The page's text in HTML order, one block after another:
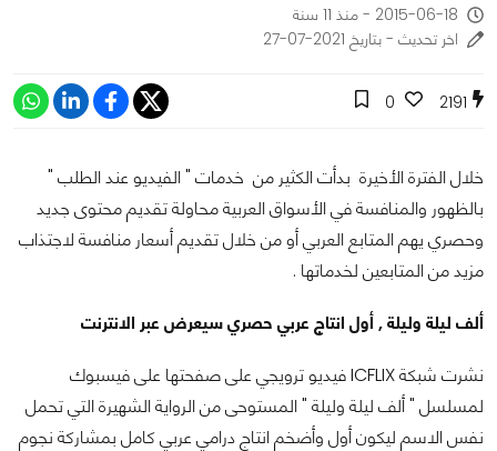
2015-06-18 - منذ 11 سنة
اخر تحديث - بتاريخ 2021-07-27
2191
0
خلال الفترة الأخيرة بدأت الكثير من خدمات " الفيديو عند الطلب "
بالظهور والمنافسة في الأسواق العربية محاولة تقديم محتوى جديد
وحصري يهم المتابع العربي أو من خلال تقديم أسعار منافسة لاجتذاب
مزيد من المتابعين لخدماتها .
ألف ليلة وليلة , أول انتاج عربي حصري سيعرض عبر الانترنت
نشرت شبكة ICFLIX فيديو ترويجي على صفحتها على فيسبوك
لمسلسل " ألف ليلة وليلة " المستوحى من الرواية الشهيرة التي تحمل
نفس الاسم ليكون أول وأضخم انتاج درامي عربي كامل بمشاركة نجوم